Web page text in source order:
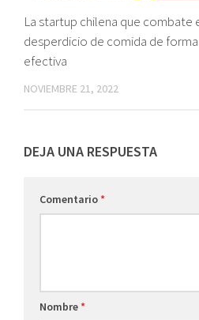
La startup chilena que combate
desperdicio de comida de
efectiva
NOVIEMBRE 21, 2022
DEJA UNA RESPUESTA
Comentario*
Nombre*